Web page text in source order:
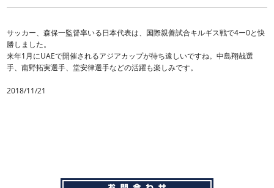
サッカー、森保一監督率いる日本代表は、国際親善試合キルギス戦で4ー0と快
勝しました。
来年1月にUAEで開催されるアジアカップが待ち遠しいですね。中島翔哉選
手、南野拓実選手、堂安律選手などの活躍も楽しみです。
2018/11/21